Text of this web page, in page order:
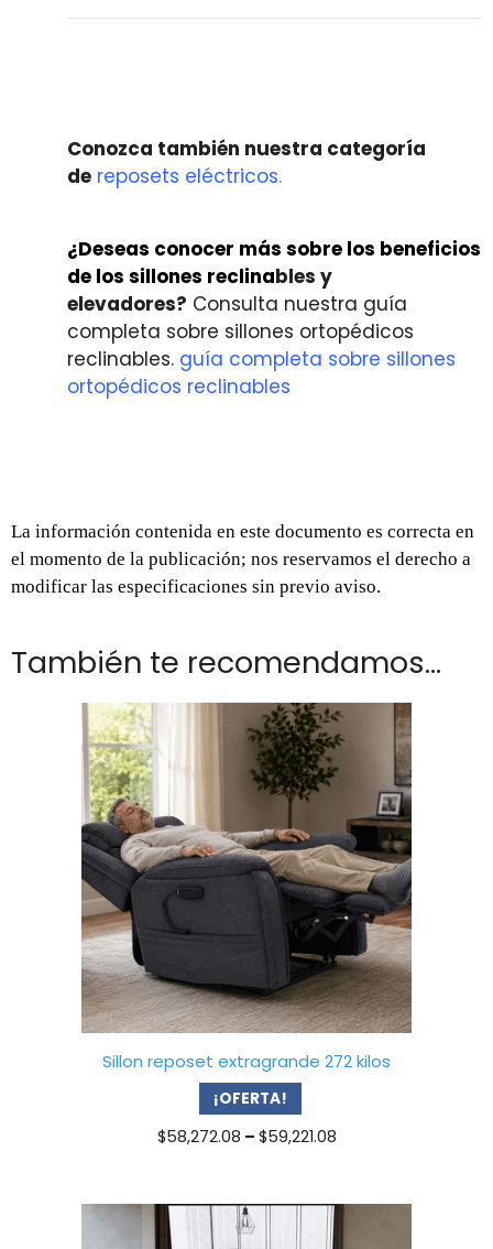
Conozca también nuestra categoría
de reposets eléctricos.
¿Deseas conocer más sobre los beneficios
de los sillones reclinables y
elevadores? Consulta nuestra guía
completa sobre sillones ortopédicos
reclinables. guía completa sobre sillones
ortopédicos reclinables
La información contenida en este documento es correcta en
el momento de la publicación; nos reservamos el derecho a
modificar las especificaciones sin previo aviso.
También te recomendamos…
Sillon reposet extragrande 272 kilos
¡OFERTA!
$58,272.08 – $59,221.08Price
through